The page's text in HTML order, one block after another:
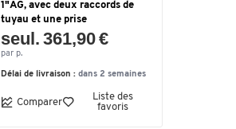
1"AG, avec deux raccords de
tuyau et une prise
seul. 361,90 €
par p.
Délai de livraison : dans 2 semaines
Comparer
Liste des
favoris